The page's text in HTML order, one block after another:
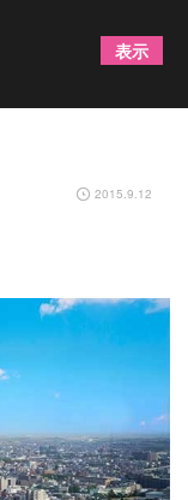
万人会議」開
2015.9.12
表示